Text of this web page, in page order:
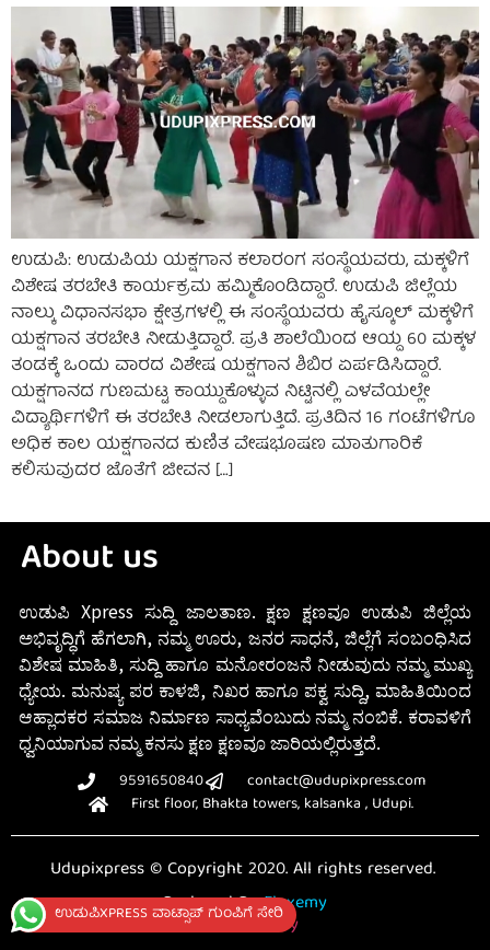
ಉಡುಪಿ: ಉಡುಪಿಯ ಯಕ್ಷಗಾನ ಕಲಾರಂಗ ಸಂಸ್ಥೆಯವರು, ಮಕ್ಕಳಿಗೆ
ವಿಶೇಷ ತರಬೇತಿ ಕಾರ್ಯಕ್ರಮ ಹಮ್ಮಿಕೊಂಡಿದ್ದಾರೆ. ಉಡುಪಿ ಜಿಲ್ಲೆಯ
ನಾಲ್ಕು ವಿಧಾನಸಭಾ ಕ್ಷೇತ್ರಗಳಲ್ಲಿ ಈ ಸಂಸ್ಥೆಯವರು ಹೈಸ್ಕೂಲ್ ಮಕ್ಕಳಿಗೆ
ಯಕ್ಷಗಾನ ತರಬೇತಿ ನೀಡುತ್ತಿದ್ದಾರೆ. ಪ್ರತಿ ಶಾಲೆಯಿಂದ ಆಯ್ದ 60 ಮಕ್ಕಳ
ತಂಡಕ್ಕೆ ಒಂದು ವಾರದ ವಿಶೇಷ ಯಕ್ಷಗಾನ ಶಿಬಿರ ಏರ್ಪಡಿಸಿದ್ದಾರೆ.
ಯಕ್ಷಗಾನದ ಗುಣಮಟ್ಟ ಕಾಯ್ದುಕೊಳ್ಳುವ ನಿಟ್ಟಿನಲ್ಲಿ ಎಳವೆಯಲ್ಲೇ
ವಿದ್ಯಾರ್ಥಿಗಳಿಗೆ ಈ ತರಬೇತಿ ನೀಡಲಾಗುತ್ತಿದೆ. ಪ್ರತಿದಿನ 16 ಗಂಟೆಗಳಿಗೂ
ಅಧಿಕ ಕಾಲ ಯಕ್ಷಗಾನದ ಕುಣಿತ ವೇಷಭೂಷಣ ಮಾತುಗಾರಿಕೆ
ಕಲಿಸುವುದರ ಜೊತೆಗೆ ಜೀವನ […]
ಉಡುಪಿXPRESS ವಾಟ್ಸಾಪ್ ಗುಂಪಿಗೆ ಸೇರಿ
About us
ಉಡುಪಿ Xpress ಸುದ್ದಿ ಜಾಲತಾಣ. ಕ್ಷಣ ಕ್ಷಣವೂ ಉಡುಪಿ ಜಿಲ್ಲೆಯ
ಅಭಿವೃದ್ಧಿಗೆ ಹೆಗಲಾಗಿ, ನಮ್ಮ ಊರು, ಜನರ ಸಾಧನೆ, ಜಿಲ್ಲೆಗೆ ಸಂಬಂಧಿಸಿದ
ವಿಶೇಷ ಮಾಹಿತಿ, ಸುದ್ದಿ ಹಾಗೂ ಮನೋರಂಜನೆ ನೀಡುವುದು ನಮ್ಮ ಮುಖ್ಯ
ಧ್ಯೇಯ. ಮನುಷ್ಯ ಪರ ಕಾಳಜಿ, ನಿಖರ ಹಾಗೂ ಪಕ್ವ ಸುದ್ದಿ, ಮಾಹಿತಿಯಿಂದ
ಆಹ್ಲಾದಕರ ಸಮಾಜ ನಿರ್ಮಾಣ ಸಾಧ್ಯವೆಂಬುದು ನಮ್ಮ ನಂಬಿಕೆ. ಕರಾವಳಿಗೆ
ಧ್ವನಿಯಾಗುವ ನಮ್ಮ ಕನಸು ಕ್ಷಣ ಕ್ಷಣವೂ ಜಾರಿಯಲ್ಲಿರುತ್ತದೆ.
9591650840
contact@udupixpress.com
First floor, Bhakta towers, kalsanka , Udupi.
Udupixpress © Copyright 2020. All rights reserved.
Designed ByFluxemy
Privacy Policy